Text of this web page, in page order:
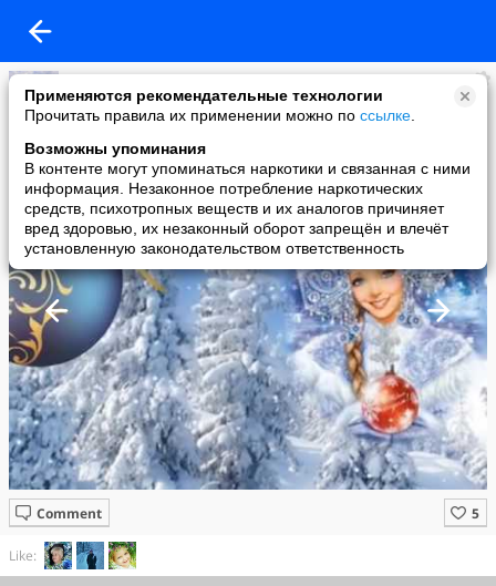
Применяются рекомендательные технологии
Прочитать правила их применении можно по ссылке
Возможны упоминания
В контенте могут упоминаться наркотики и связанная с ними
информация. Незаконное потребление наркотических
средств, психотропных веществ и их аналогов причиняет
вред здоровью, их незаконный оборот запрещён и влечёт
установленную законодательством ответственность
школа Донецкая
added a photo
01 Jan в 18:08
Comment
Like: